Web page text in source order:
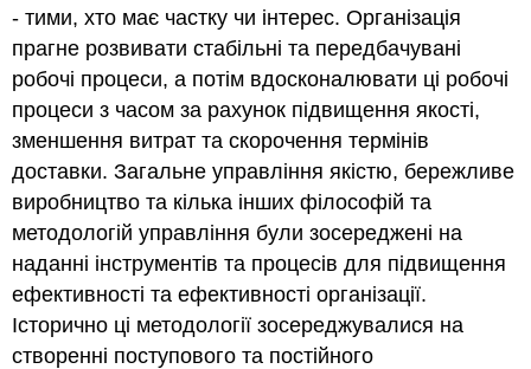
- тими, хто має частку чи інтерес. Організація
прагне розвивати стабільні та передбачувані
робочі процеси, а потім вдосконалювати ці робочі
процеси з часом за рахунок підвищення якості,
зменшення витрат та скорочення термінів
доставки. Загальне управління якістю, бережливе
виробництво та кілька інших філософій та
методологій управління були зосереджені на
наданні інструментів та процесів для підвищення
ефективності та ефективності організації.
Історично ці методології зосереджувалися на
створенні поступового та постійного